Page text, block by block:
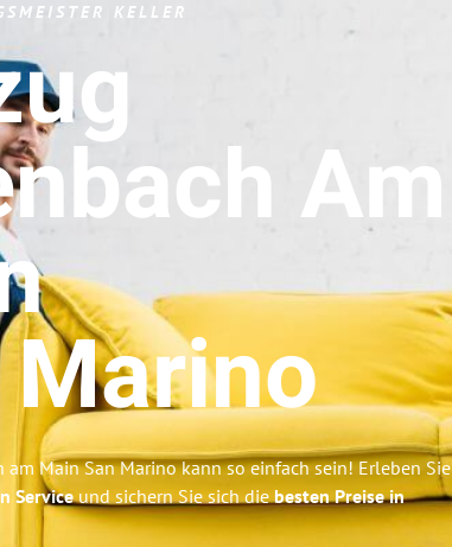
KELLER
Am
am Main San Marino kann so einfach sein! Erleben Sie
Serviceund sichern Sie sich diebesten Preise in